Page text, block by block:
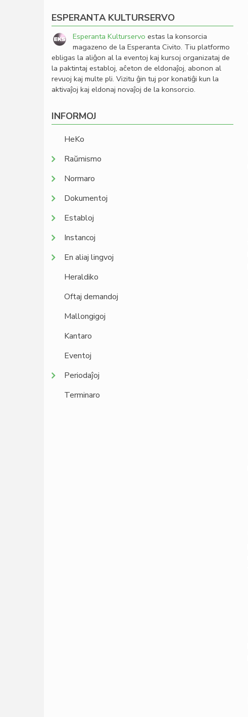
ESPERANTA KULTURSERVO
Esperanta Kulturservo estas la konsorcia
magazeno de la Esperanta Civito. Tiu platformo
ebligas la aliĝon al la eventoj kaj kursoj organizataj de
la paktintaj establoj, aĉeton de eldonaĵoj, abonon al
revuoj kaj multe pli. Vizitu ĝin tuj por konatiĝi kun la
aktivaĵoj kaj eldonaj novaĵoj de la konsorcio.
INFORMOJ
HeKo
Raŭmismo
Normaro
Dokumentoj
Establoj
Instancoj
En aliaj lingvoj
Heraldiko
Oftaj demandoj
Mallongigoj
Kantaro
Eventoj
Periodaĵoj
Terminaro